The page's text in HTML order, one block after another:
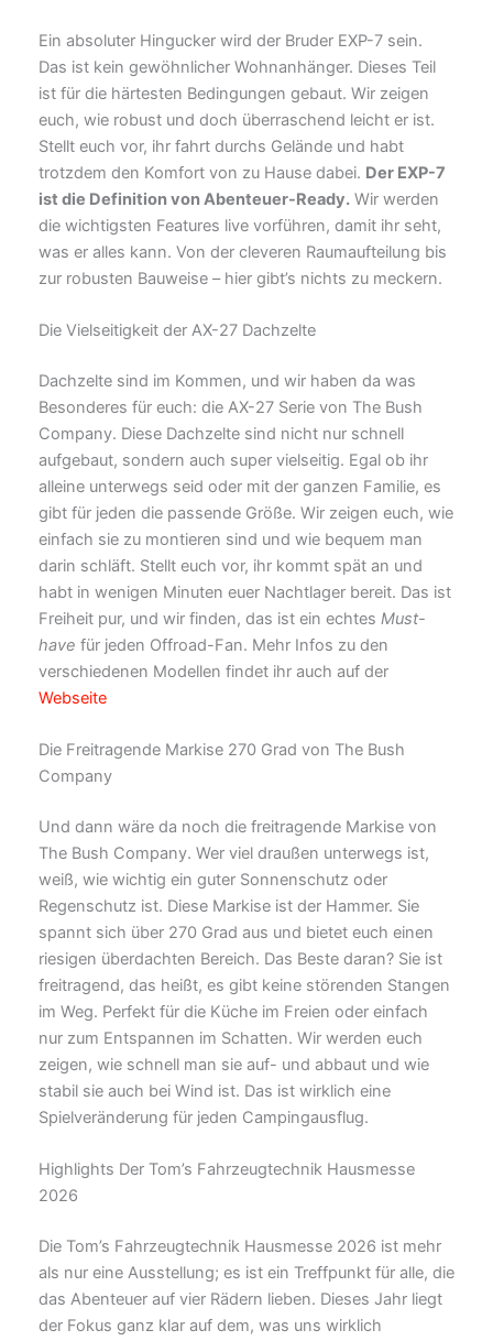
Ein absoluter Hingucker wird der Bruder EXP-7 sein.
Das ist kein gewöhnlicher Wohnanhänger. Dieses Teil
ist für die härtesten Bedingungen gebaut. Wir zeigen
euch, wie robust und doch überraschend leicht er ist.
Stellt euch vor, ihr fahrt durchs Gelände und habt
trotzdem den Komfort von zu Hause dabei. Der EXP-7
ist die Definition von Abenteuer-Ready.Wir werden
die wichtigsten Features live vorführen, damit ihr seht,
was er alles kann. Von der cleveren Raumaufteilung bis
zur robusten Bauweise – hier gibt’s nichts zu meckern.
Die Vielseitigkeit der AX-27 Dachzelte
Dachzelte sind im Kommen, und wir haben da was
Besonderes für euch: die AX-27 Serie von The Bush
Company. Diese Dachzelte sind nicht nur schnell
aufgebaut, sondern auch super vielseitig. Egal ob ihr
alleine unterwegs seid oder mit der ganzen Familie, es
gibt für jeden die passende Größe. Wir zeigen euch, wie
einfach sie zu montieren sind und wie bequem man
darin schläft. Stellt euch vor, ihr kommt spät an und
habt in wenigen Minuten euer Nachtlager bereit. Das ist
Freiheit pur, und wir finden, das ist ein echtes Must-
have für jeden Offroad-Fan. Mehr Infos zu den
verschiedenen Modellen findet ihr auch auf der
Webseite
Die Freitragende Markise 270 Grad von The Bush
Company
Und dann wäre da noch die freitragende Markise von
The Bush Company. Wer viel draußen unterwegs ist,
weiß, wie wichtig ein guter Sonnenschutz oder
Regenschutz ist. Diese Markise ist der Hammer. Sie
spannt sich über 270 Grad aus und bietet euch einen
riesigen überdachten Bereich. Das Beste daran? Sie ist
freitragend, das heißt, es gibt keine störenden Stangen
im Weg. Perfekt für die Küche im Freien oder einfach
nur zum Entspannen im Schatten. Wir werden euch
zeigen, wie schnell man sie auf- und abbaut und wie
stabil sie auch bei Wind ist. Das ist wirklich eine
Spielveränderung für jeden Campingausflug.
Highlights Der Tom’s Fahrzeugtechnik Hausmesse
2026
Die Tom’s Fahrzeugtechnik Hausmesse 2026 ist mehr
als nur eine Ausstellung; es ist ein Treffpunkt für alle, die
das Abenteuer auf vier Rädern lieben. Dieses Jahr liegt
der Fokus ganz klar auf dem, was uns wirklich